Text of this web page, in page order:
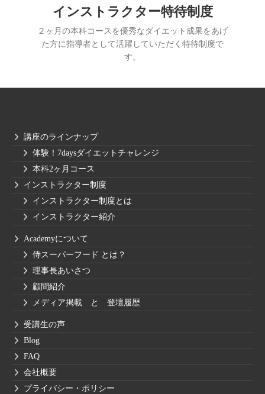
インストラクター特待制度
２ヶ月の本科コースを優秀なダイエット成果をあげ
た方に指導者として活躍していただく特待制度で
す。
講座のラインナップ
体験！7daysダイエットチャレンジ
本科2ヶ月コース
インストラクター制度
インストラクター制度とは
インストラクター紹介
Academyについて
侍スーパーフード とは？
理事長あいさつ
顧問紹介
メディア掲載 と 登壇履歴
受講生の声
Blog
FAQ
会社概要
プライバシー・ポリシー